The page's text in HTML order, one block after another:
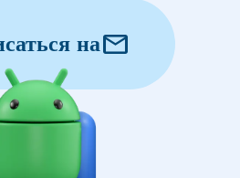
наmail